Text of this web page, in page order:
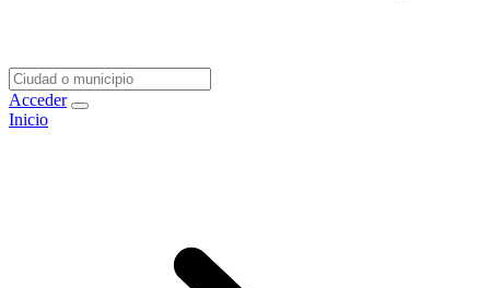
Acceder
Inicio